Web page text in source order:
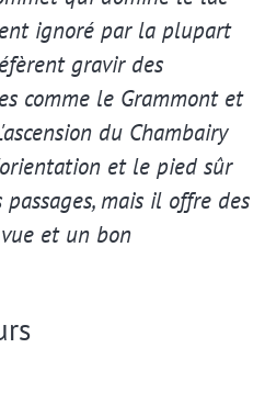
ignoré par la plupart
gravir des
comme le Grammont et
du Chambairy
et le pied sûr
mais il offre des
et un bon